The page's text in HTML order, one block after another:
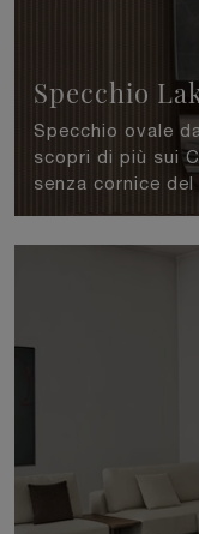
Specchio
Specchio ovale
scopri di più sui
senza cornice